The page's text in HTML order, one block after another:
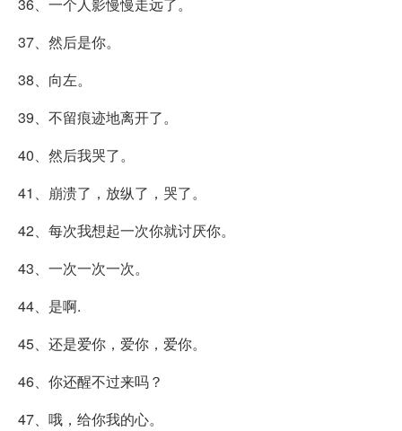
37、然后是你。
38、向左。
39、不留痕迹地离开了。
40、然后我哭了。
41、崩溃了，放纵了，哭了。
42、每次我想起一次你就讨厌你。
43、一次一次一次。
44、是啊.
45、还是爱你，爱你，爱你。
46、你还醒不过来吗？
47、哦，给你我的心。